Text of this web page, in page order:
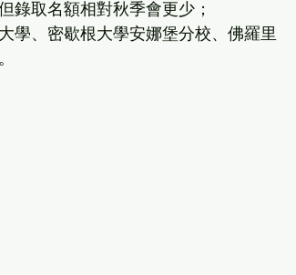
錄取名額相對秋季會更少；
學、密歇根大學安娜堡分校、佛羅里